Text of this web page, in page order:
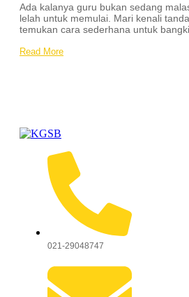
Ada kalanya guru bukan sedang
lelah untuk memulai. Mari kenali
temukan cara sederhana untuk
Read More
021-29048747